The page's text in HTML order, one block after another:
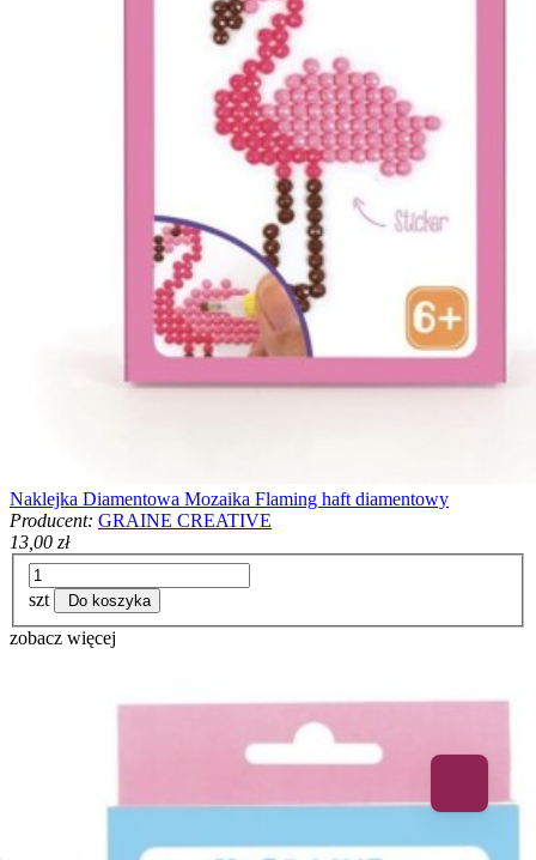
Naklejka Diamentowa Mozaika Flaming haft diamentowy
Producent: GRAINE CREATIVE
13,00 zł
szt Do koszyka
zobacz więcej